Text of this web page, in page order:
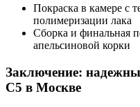
Покраска в камере с
полимеризации лака
Сборка и финальная
апельсиновой корки
Заключение:
C5 в Москве